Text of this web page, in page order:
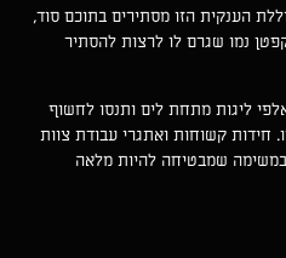
הענקית הזו מסתירים בתוכם סוד,
נמו שגרם לו לרצות להסתיר
ליגות מתחת לים ותנסו לחשוף
חידות קשוחות ואתגרי עבודת צוות
שמבטיחה להיות מלאה